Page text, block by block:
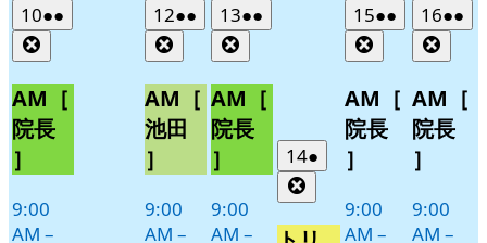
102026
年
8
月
10
日
●●
件
イ
ベ
ト)
AM［
院長
］
9:00
AM –
122026
年
8
月
12
日
●●
件
の
イ
ベ
ン
ト)
AM［
池田
］
9:00
AM –
132026
年
8
月
13
日
●●
件
イ
ベ
ン
ト)
AM［
院長
］
9:00
AM –
142026
年
8
月
●
件
イ
152026
年
8
月
15
日
●●
件
の
イ
ベ
ン
ト)
AM［
院長
］
9:00
AM –
162026
年
8
月
16
日
●●
件
イ
ベ
AM［
院長
］
9:00
AM –